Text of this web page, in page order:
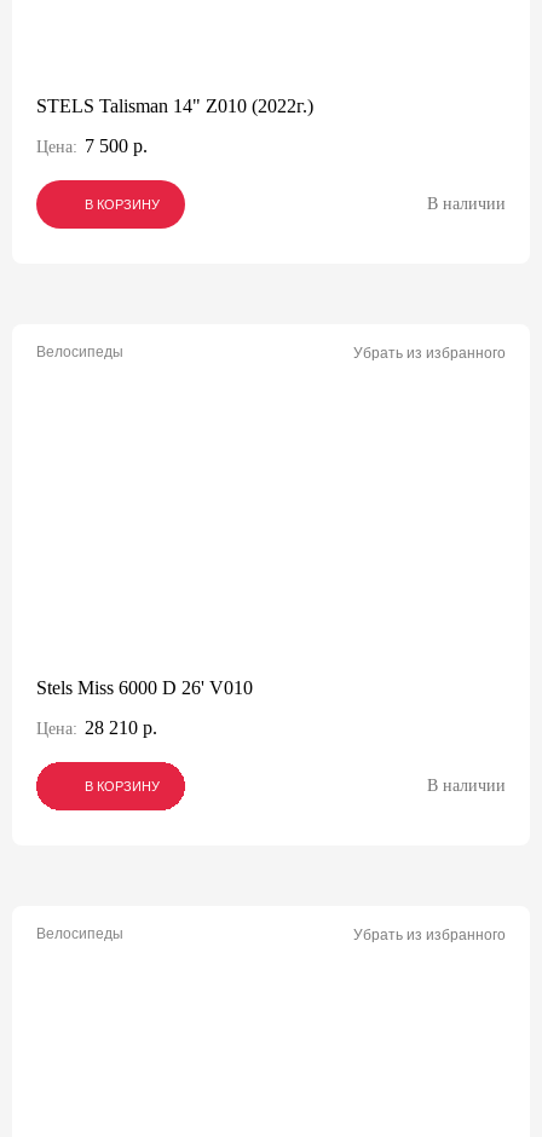
STELS Talisman 14" Z010 (2022г.)
Цена: 7 500 р.
В КОРЗИНУ
В КОРЗИНУ
В КОРЗИНУ В наличии
Велосипеды Убрать из избранного
Stels Miss 6000 D 26' V010
Цена: 28 210 р.
В КОРЗИНУ
В КОРЗИНУ
В КОРЗИНУ В наличии
Велосипеды Убрать из избранного